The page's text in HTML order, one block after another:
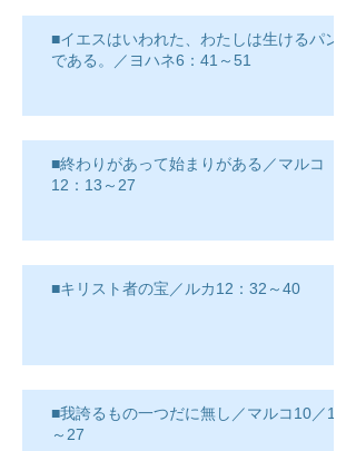
■イエスはいわれた、わたしは生けるパン
である。／ヨハネ6：41～51
■終わりがあって始まりがある／マルコ
12：13～27
■キリスト者の宝／ルカ12：32～40
■我誇るもの一つだに無し／マルコ10／17
～27